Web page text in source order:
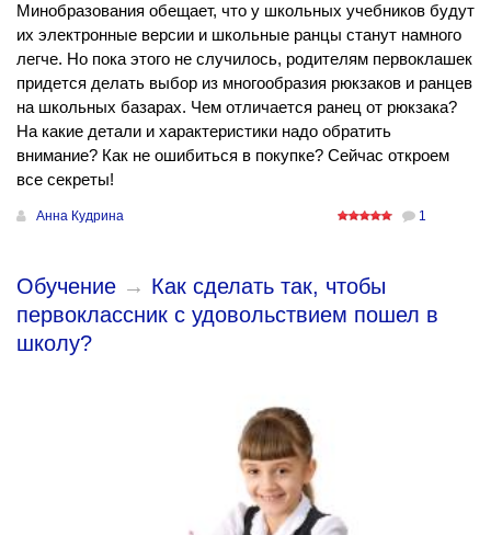
Минобразования обещает, что у школьных учебников будут
их электронные версии и школьные ранцы станут намного
легче. Но пока этого не случилось, родителям первоклашек
придется делать выбор из многообразия рюкзаков и ранцев
на школьных базарах. Чем отличается ранец от рюкзака?
На какие детали и характеристики надо обратить
внимание? Как не ошибиться в покупке? Сейчас откроем
все секреты!
Анна Кудрина 1
Обучение → Как сделать так, чтобы
первоклассник с удовольствием пошел в
школу?